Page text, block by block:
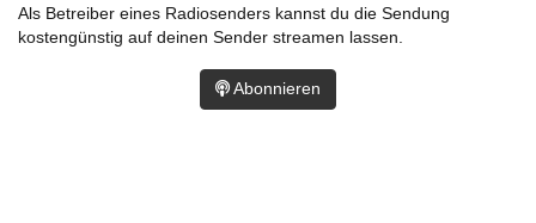
Als Betreiber eines Radiosenders kannst du die Sendung
kostengünstig auf deinen Sender streamen lassen.
Abonnieren